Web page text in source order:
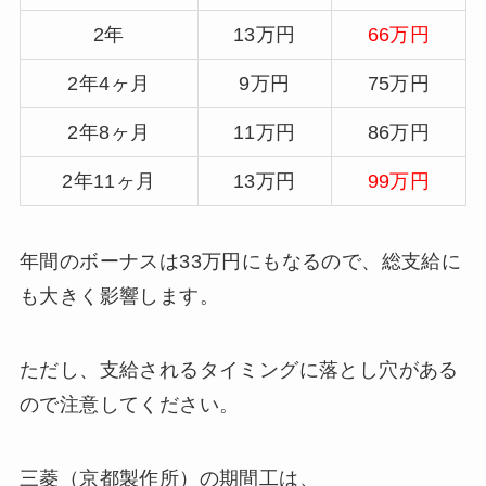
2年 13万円 66万円
2年4ヶ月 9万円 75万円
2年8ヶ月 11万円 86万円
2年11ヶ月 13万円 99万円
年間のボーナスは33万円にもなるので、総支給に
も大きく影響します。
ただし、支給されるタイミングに落とし穴がある
ので注意してください。
三菱（京都製作所）の期間工は、